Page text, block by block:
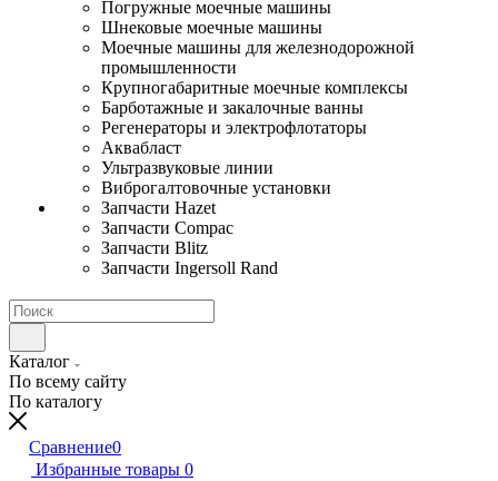
Погружные моечные машины
Шнековые моечные машины
Моечные машины для железнодорожной
промышленности
Крупногабаритные моечные комплексы
Барботажные и закалочные ванны
Регенераторы и электрофлотаторы
Аквабласт
Ультразвуковые линии
Виброгалтовочные установки
Запчасти Hazet
Запчасти Compac
Запчасти Blitz
Запчасти Ingersoll Rand
Каталог
По всему сайту
По каталогу
Сравнение0
Избранные товары 0